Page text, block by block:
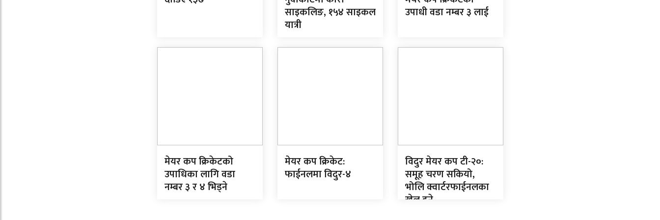
साइकलिङ, १५४ साइकल
यात्री
उपाधी वडा नम्बर ३ लाई
मेयर कप क्रिकेटको
उपाधिका लागि वडा
नम्बर ३ र ४ भिड्ने
मेयर कप क्रिकेट:
फाईनलमा विदुर-४
विदुर मेयर कप टी-२०:
समूह चरण सकियो,
भोलि क्वार्टरफाईनलका
खेल हुने